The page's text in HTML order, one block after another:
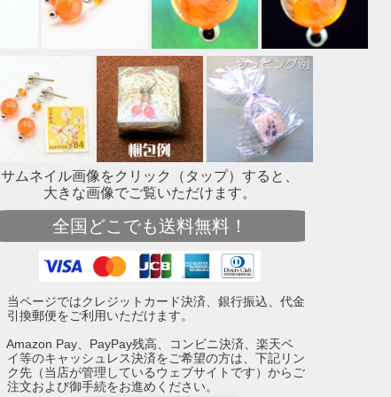
サムネイル画像をクリック（タップ）すると、
大きな画像でご覧いただけます。
全国どこでも送料無料！
当ページではクレジットカード決済、銀行振込、代金
引換郵便をご利用いただけます。
Amazon Pay、PayPay残高、コンビニ決済、楽天ペ
イ等のキャッシュレス決済をご希望の方は、下記リン
ク先（当店が管理しているウェブサイトです）からご
注文および御手続をお進めください。